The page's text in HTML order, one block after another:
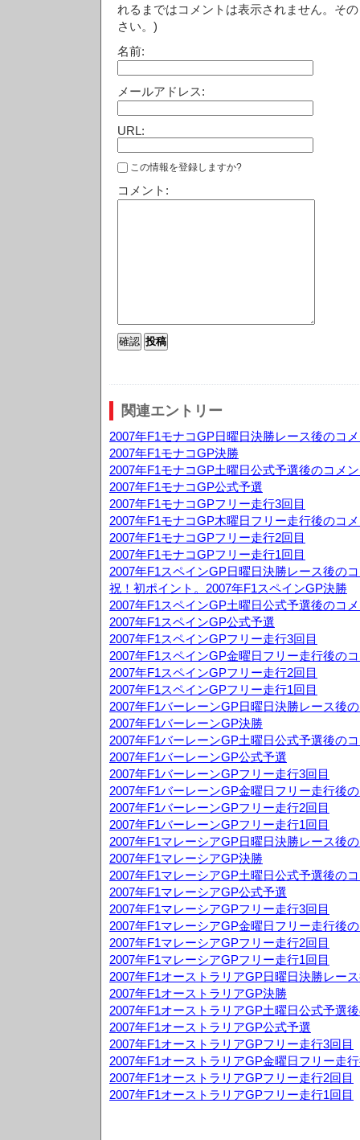
れるまではコメントは表示されません。そ
さい。)
名前:
メールアドレス:
URL:
この情報を登録しますか?
コメント:
関連エントリー
2007年F1モナコGP日曜日決勝レース後のコ
2007年F1モナコGP決勝
2007年F1モナコGP土曜日公式予選後のコメ
2007年F1モナコGP公式予選
2007年F1モナコGPフリー走行3回目
2007年F1モナコGP木曜日フリー走行後のコ
2007年F1モナコGPフリー走行2回目
2007年F1モナコGPフリー走行1回目
2007年F1スペインGP日曜日決勝レース後の
祝！初ポイント。2007年F1スペインGP決勝
2007年F1スペインGP土曜日公式予選後のコ
2007年F1スペインGP公式予選
2007年F1スペインGPフリー走行3回目
2007年F1スペインGP金曜日フリー走行後の
2007年F1スペインGPフリー走行2回目
2007年F1スペインGPフリー走行1回目
2007年F1バーレーンGP日曜日決勝レース後
2007年F1バーレーンGP決勝
2007年F1バーレーンGP土曜日公式予選後の
2007年F1バーレーンGP公式予選
2007年F1バーレーンGPフリー走行3回目
2007年F1バーレーンGP金曜日フリー走行後
2007年F1バーレーンGPフリー走行2回目
2007年F1バーレーンGPフリー走行1回目
2007年F1マレーシアGP日曜日決勝レース後
2007年F1マレーシアGP決勝
2007年F1マレーシアGP土曜日公式予選後の
2007年F1マレーシアGP公式予選
2007年F1マレーシアGPフリー走行3回目
2007年F1マレーシアGP金曜日フリー走行後
2007年F1マレーシアGPフリー走行2回目
2007年F1マレーシアGPフリー走行1回目
2007年F1オーストラリアGP日曜日決勝レー
2007年F1オーストラリアGP決勝
2007年F1オーストラリアGP土曜日公式予選
2007年F1オーストラリアGP公式予選
2007年F1オーストラリアGPフリー走行3回目
2007年F1オーストラリアGP金曜日フリー走
2007年F1オーストラリアGPフリー走行2回目
2007年F1オーストラリアGPフリー走行1回目